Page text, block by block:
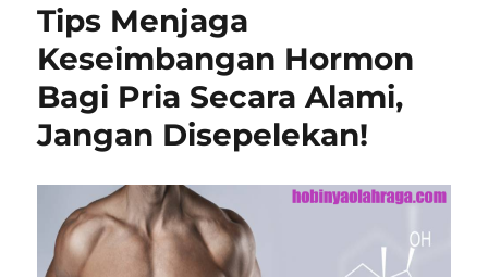
Tips Menjaga
Keseimbangan Hormon
Bagi Pria Secara Alami,
Jangan Disepelekan!